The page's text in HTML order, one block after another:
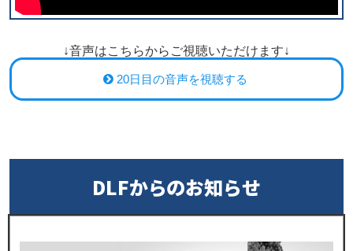
↓音声はこちらからご視聴いただけます↓
20日目の音声を視聴する
DLFからのお知らせ